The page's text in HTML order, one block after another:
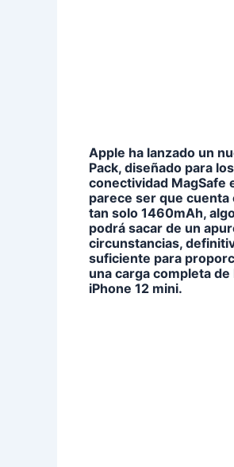
Apple ha lanzado un
Pack, diseñado para
conectividad MagSafe
parece ser que cuenta
tan solo 1460mAh,
podrá sacar de un
circunstancias,
suficiente para
una carga completa
iPhone 12 mini.